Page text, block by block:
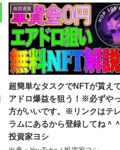
仮想通貨
超簡単なタスクでNFTが貰え
アドロ爆益を狙う！※必ずや
方がいいです。※リンクはテ
ラムにあるから登録してね＾
投資家ヨシ